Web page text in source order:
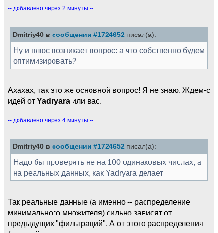
-- добавлено через 2 минуты --
Dmitriy40 в сообщении #1724652 писал(а):
Ну и плюс возникает вопрос: а что собственно будем
оптимизировать?
Ахахах, так это же основной вопрос! Я не знаю. Ждем-с
идей от Yadryara или вас.
-- добавлено через 4 минуты --
Dmitriy40 в сообщении #1724652 писал(а):
Надо бы проверять не на 100 одинаковых числах, а
на реальных данных, как Yadryara делает
Так реальные данные (а именно -- распределение
минимального множителя) сильно зависят от
предыдущих "фильтраций". А от этого распределения